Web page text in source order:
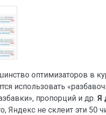
оптимизаторов в
использовать
пропорций и др. Я
Яндекс не склеит эти